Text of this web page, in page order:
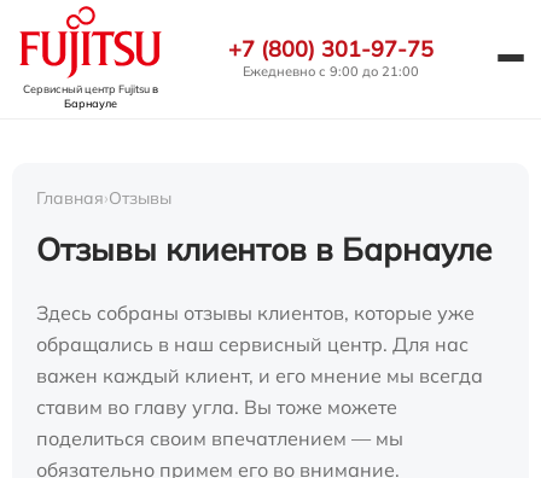
Сервисный центр Fujitsuв
Барнауле
+7 (800) 301-97-75
Ежедневно с 9:00 до 21:00
Главная›Отзывы
Отзывы клиентов в Барнауле
Здесь собраны отзывы клиентов, которые уже
обращались в наш сервисный центр. Для нас
важен каждый клиент, и его мнение мы всегда
ставим во главу угла. Вы тоже можете
поделиться своим впечатлением — мы
обязательно примем его во внимание.